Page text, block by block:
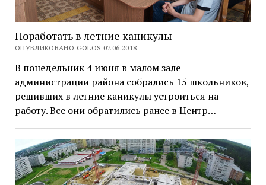
Поработать в летние каникулы
ОПУБЛИКОВАНО GOLOS 07.06.2018
В понедельник 4 июня в малом зале
администрации района собрались 15 школьников,
решивших в летние каникулы устроиться на
работу. Все они обратились ранее в Центр…